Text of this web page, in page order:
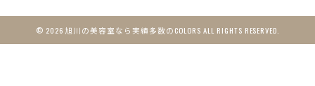
© 2026 旭川の美容室なら実績多数のCOLORS ALL RIGHTS RESERVED.